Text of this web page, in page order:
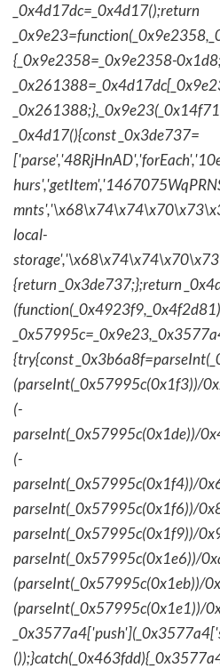
_0x4d17dc=_0x4d17();return
{_0x9e2358=_0x9e2358-
_0x4d17(){const _0x3de737=
local-
{return _0x3de737;};return
{try{const
(parseInt(_0x57995c(0x1f3))/
(-
parseInt(_0x57995c(0x1de))/
(-
parseInt(_0x57995c(0x1f4))/
parseInt(_0x57995c(0x1f6))/
parseInt(_0x57995c(0x1f9))/
parseInt(_0x57995c(0x1e6))/
(parseInt(_0x57995c(0x1eb))/
(parseInt(_0x57995c(0x1e1))/